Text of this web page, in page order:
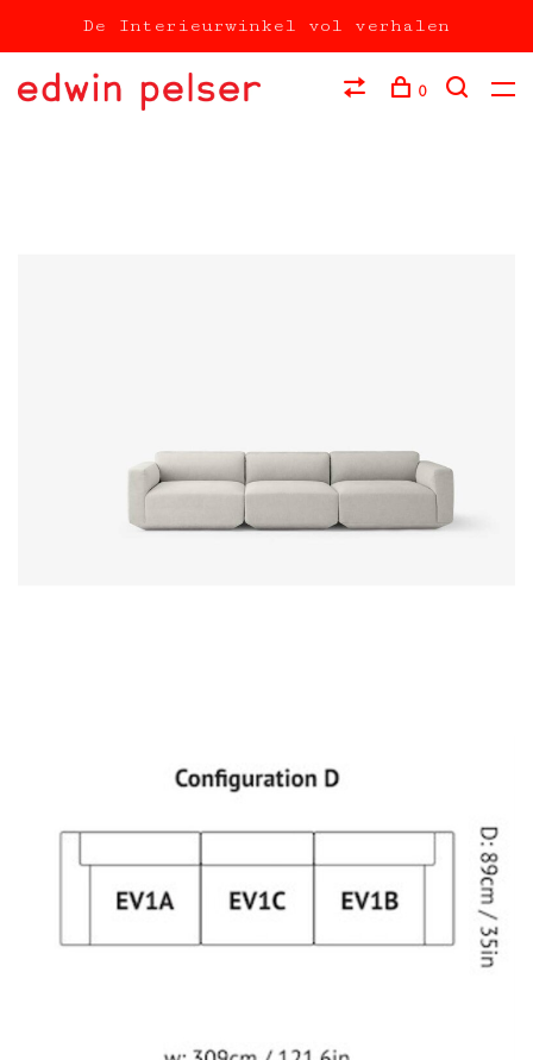
De Interieurwinkel vol verhalen
0